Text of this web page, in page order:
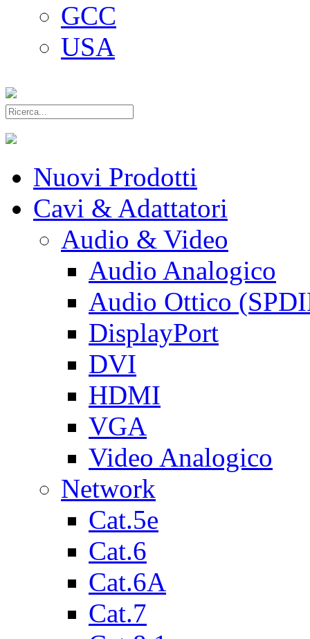
GCC
USA
Nuovi Prodotti
Cavi & Adattatori
Audio & Video
Audio Analogico
Audio Ottico
DisplayPort
DVI
HDMI
VGA
Video Analogico
Network
Cat.5e
Cat.6
Cat.6A
Cat.7